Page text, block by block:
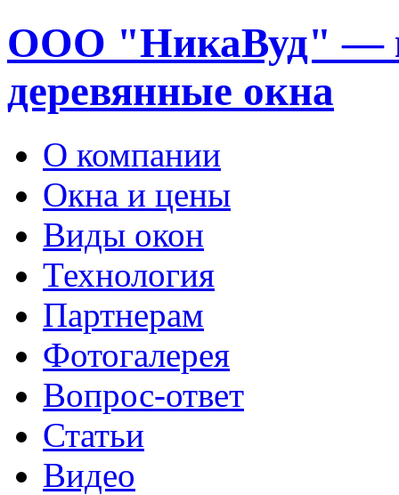
ООО "НикаВуд" —
деревянные окна
О компании
Окна и цены
Виды окон
Технология
Партнерам
Фотогалерея
Вопрос-ответ
Статьи
Видео